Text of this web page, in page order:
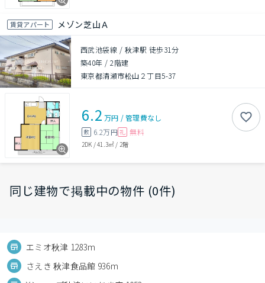
賃貸アパート メゾン芝山Ａ
西武池袋線 / 秋津駅 徒歩31分
築40年 /2階建
東京都清瀬市松山２丁目5-37
6.2 万円 /管理費なし
敷 6.2万円 礼 無料
2DK /41.3㎡ / 2階
同じ建物で掲載中の物件 (0件)
エミオ秋津 1283m
さえき 秋津食品館 936m